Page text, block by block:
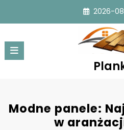
treści
2026-
Modne panele:
w